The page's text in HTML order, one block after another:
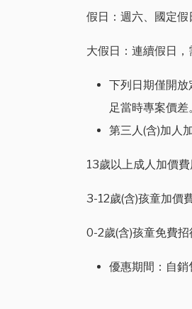
假日：週六、國定
大假日：連續假日
下列日期僅開
足當時專案價差
第三人(含)加人
13歲以上成人加價
3-12歲(含)孩童加價
0-2歲(含)孩童免費
優惠期間：自